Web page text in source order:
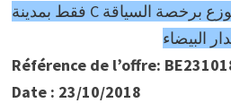
انابيك توظيف 20 سائق موزع برخصة السياقة C فقط بمدينة
البيضاء
Référence de l’offre:
Date : 23/10/2018